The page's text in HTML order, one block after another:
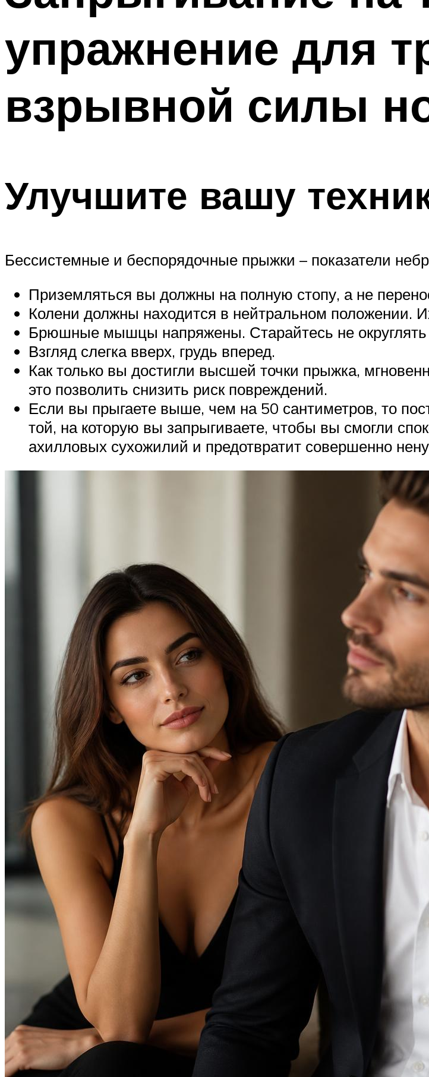
ПОХУДЕНИЕ
МЕНЮ
упражнение для
взрывной силы
Улучшите вашу
Бессистемные и беспорядочные прыжки – показатели
Приземляться вы должны на полную стопу, а не
Колени должны находится в нейтральном положении.
Брюшные мышцы напряжены. Старайтесь не округлять
Взгляд слегка вверх, грудь вперед.
Как только вы достигли высшей точки прыжка,
это позволить снизить риск повреждений.
Если вы прыгаете выше, чем на 50 сантиметров, то
той, на которую вы запрыгиваете, чтобы вы смогли
ахилловых сухожилий и предотвратит совершенно